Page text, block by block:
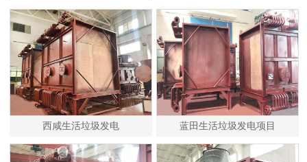
西咸生活垃圾发电 蓝田生活垃圾发电项目